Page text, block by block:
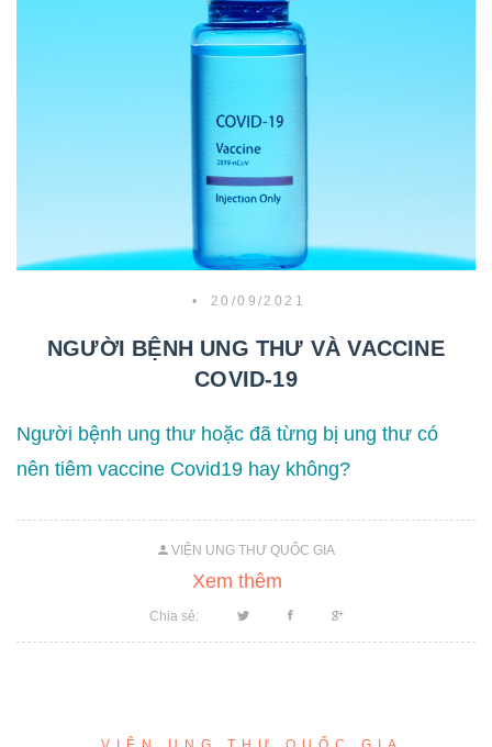
• 20/09/2021
NGƯỜI BỆNH UNG THƯ VÀ VACCINE
COVID-19
Người bệnh ung thư hoặc đã từng bị ung thư có
nên tiêm vaccine Covid19 hay không?
VIỆN UNG THƯ QUỐC GIA
Xem thêm
Chia sẻ: